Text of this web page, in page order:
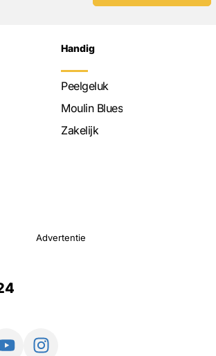
Handig
Peelgeluk
Moulin Blues
Zakelijk
Advertentie